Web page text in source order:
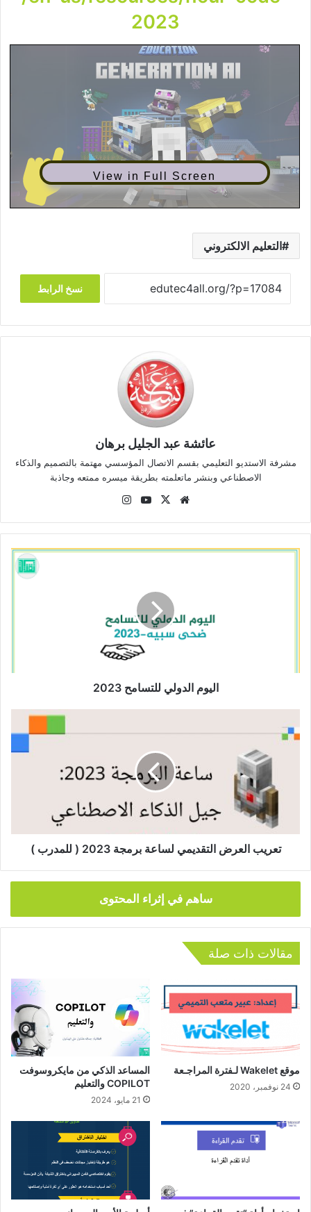
2023
View in Full Screen
التعليم الالكتروني
نسخ الرابط
عائشة عبد الجليل برهان
مشرفة الاستديو التعليمي بقسم الاتصال المؤسسي مهتمة بالتصميم والذكاء
الاصطناعي وبنشر ماتعلمته بطريقة ميسره ممتعه وجاذبة
موقع
‫X
‫YouTube
اليوم
اليوم الدولي للتسامح 2023
العرض
التقديمي
للمدرب
)
تعريب العرض التقديمي لساعة برمجة 2023 ( للمدرب )
ساهم في إثراء المحتوى
مقالات ذات صلة
موقع Wakelet لـفترة المراجـعة
24 نوفمبر، 2020
المساعد الذكي من مايكروسوفت
COPILOT والتعليم
21 مايو، 2024